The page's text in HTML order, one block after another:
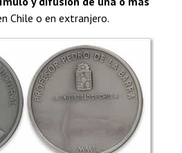
Chile o en extranjero.